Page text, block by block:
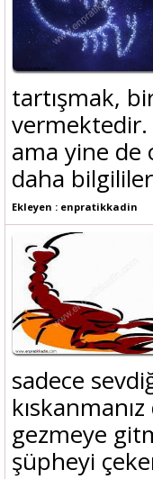
tartışmak,
vermektedir.
ama yine de
daha
Ekleyen : enpratikkadin
sadece
gezmeye
şüpheyi